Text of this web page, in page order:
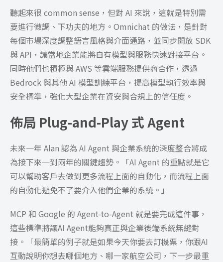
聽起來很 common sense，但對 AI 來說，這就是特別需
要進行微調、下功夫的地方。Omnichat 的做法，是針對
每個市場深度調整語言風格與介面通路，並同步開放 SDK
與 API，讓當地企業能將自有模型與服務快速對接平台。
同時他們也積極與 AWS 等雲端服務提供商合作，透過
Bedrock 與其他 AI 模型訓練平台，提高模型執行效率與
安全標準，強化大型企業在資安與合規上的信任度。
佈局 Plug-and-Play 式 Agent
未來一年 Alan 認為 AI Agent 與企業系統的深度整合將成
為接下來一到兩年的關鍵趨勢。「AI Agent 的重點就是它
可以幫助客戶去做到更多流程上面的自動化，而流程上面
的自動化避免不了要介入他們企業的系統。」
MCP 和 Google 的 Agent-to-Agent 就是要完成這件事，
這些標準將讓AI Agent能夠真正與企業後端系統無縫對
接。「最簡單的例子就是如果今天你要去訂機票，你跟AI
互動說明你想去哪個地方、哪一家航空公司，下一步最重